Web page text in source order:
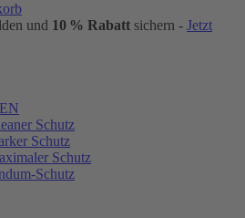
und 10 % Rabatt sichern - Jetzt
Schutz
Schutz
Schutz
Schutz